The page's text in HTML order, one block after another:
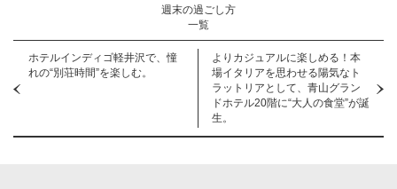
週末の過ごし方
一覧
ホテルインディゴ軽井沢で、憧
れの“別荘時間”を楽しむ。
よりカジュアルに楽しめる！本
場イタリアを思わせる陽気なト
ラットリアとして、青山グラン
ドホテル20階に“大人の食堂”が誕
生。